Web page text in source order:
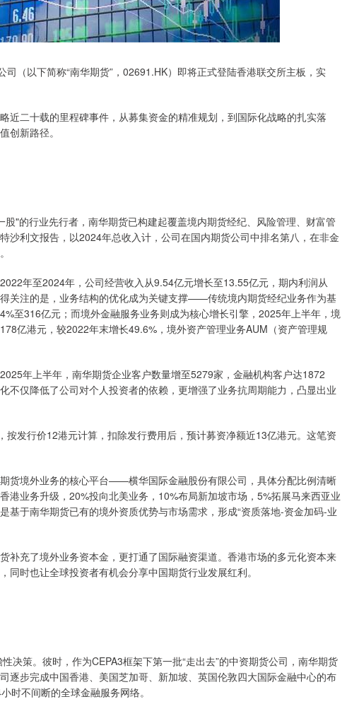
以下简称“南华期货”，02691.HK）即将正式登陆香港联交所主板，实
二十载的里程碑事件，从募集资金的精准规划，到国际化战略的扎实落
创新路径。
的行业先行者，南华期货已构建起覆盖境内期货经纪、风险管理、财富管
沙利文报告，以2024年总收入计，公司在国内期货公司中排名第八，在非金
年至2024年，公司经营收入从9.54亿元增长至13.55亿元，期内利润从
关注的是，业务结构的优化成为关键支撑——传统境内期货经纪业务作为基
至316亿元；而境外金融服务业务则成为核心增长引擎，2025年上半年，境
亿港元，较2022年末增长49.6%，境外资产管理业务AUM（资产管理规
年上半年，南华期货企业客户数量增至5279家，金融机构客户达1872
不仅降低了公司对个人投资者的依赖，更增强了业务抗周期能力，凸显出业
发行价12港元计算，扣除发行费用后，预计募资净额近13亿港元。这笔资
境外业务的核心平台——横华国际金融股份有限公司，具体分配比例清晰
港业务升级，20%投向北美业务，10%布局新加坡市场，5%拓展马来西亚业
基于南华期货已有的境外资质优势与市场需求，形成“资质落地-资金加码-业
充了境外业务资本金，更打通了国际融资渠道。香港市场的多元化资本来
时也让全球投资者有机会分享中国期货行业发展红利。
策。彼时，作为CEPA3框架下第一批“走出去”的中资期货公司，南华期货
逐步完成中国香港、美国芝加哥、新加坡、英国伦敦四大国际金融中心的布
时不间断的全球金融服务网络。
沪深300 4694.44